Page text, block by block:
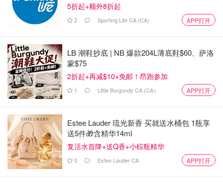
5折起+额外8折起
2 Sporting Life CA (CA) APP打开
LB 潮鞋抄底 | NB 爆款204L薄底鞋$60、萨洛
蒙$75
2折起+再减$10+免邮！昂跑参加
1 Little Burgundy CA (CA） APP打开
Estee Lauder 琉光新香 买就送水桶包 1瓶享
送5件🎁含精华14ml
复活水首降+送Q香+小棕瓶精华
0 Estee Lauder CA APP打开